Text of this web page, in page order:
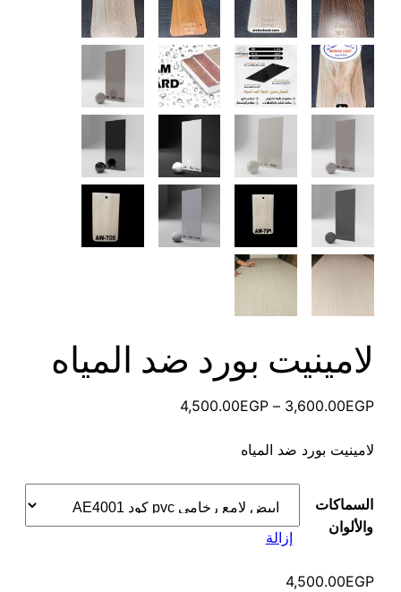
لامينيت بورد ضد المياه
3,600.00EGP
–
4,500.00EGP
⁦4,500.00EGP⁩
لامينيت بورد ضد المياه
السماكات
والألوان
إزالة
4,500.00EGP